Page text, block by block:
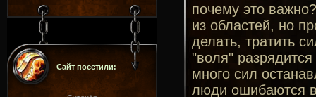
Сайт посетили:
почему это
из областей, но
делать, тратить
"воля"
много сил
люди ошибаются